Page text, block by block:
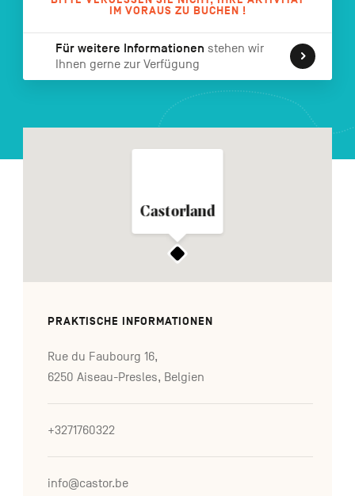
FR NL EN
IM VORAUS ZU BUCHEN !
Für weitere Informationen stehen wir
Ihnen gerne zur Verfügung
Castorland
PRAKTISCHE INFORMATIONEN
Rue du Faubourg 16,
6250 Aiseau-Presles, Belgien
+3271760322
info@castor.be